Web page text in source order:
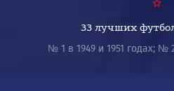
33 лучших
№ 1 в 1949 и 1951 годах; №